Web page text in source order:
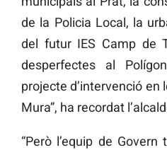
de la Policia Local, la
del futur IES Camp de
desperfectes al
projecte d’intervenció en
Mura”, ha recordat
“Però l’equip de